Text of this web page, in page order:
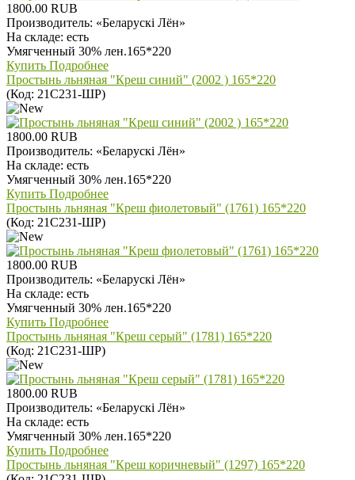
1800.00 RUB
Производитель: «Беларускi Лён»
На складе: есть
Умягченный 30% лен.165*220
Купить Подробнее
Простынь льняная "Креш синий" (2002 ) 165*220
(Код: 21С231-ШР)
1800.00 RUB
Производитель: «Беларускi Лён»
На складе: есть
Умягченный 30% лен.165*220
Купить Подробнее
Простынь льняная "Креш фиолетовый" (1761) 165*220
(Код: 21С231-ШР)
1800.00 RUB
Производитель: «Беларускi Лён»
На складе: есть
Умягченный 30% лен.165*220
Купить Подробнее
Простынь льняная "Креш серый" (1781) 165*220
(Код: 21С231-ШР)
1800.00 RUB
Производитель: «Беларускi Лён»
На складе: есть
Умягченный 30% лен.165*220
Купить Подробнее
Простынь льняная "Креш коричневый" (1297) 165*220